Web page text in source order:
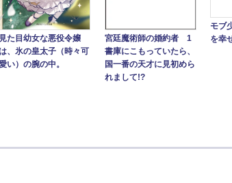
見た目幼女な悪役令嬢
、氷の皇太子（時々可
い）の腕の中。
宮廷魔術師の婚約者 1
書庫にこもっていたら、
国一番の天才に見初めら
れまして!?
モブ
を幸